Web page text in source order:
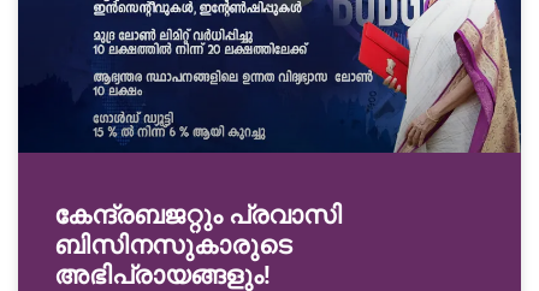
കേന്ദ്രബജറ്റും പ്രവാസി
ബിസിനസുകാരുടെ
അഭിപ്രായങ്ങളും!